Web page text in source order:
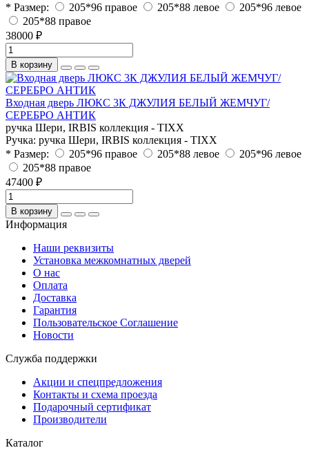
* Размер:
205*96 правое 205*88 левое
205*96 левое
205*88 правое
38000 ₽
В корзину
Входная дверь ЛЮКС 3К ДЖУЛИЯ БЕЛЫЙ ЖЕМЧУГ/
СЕРЕБРО АНТИК
ручка Шери, IRBIS коллекция - TIXX
Ручка: ручка Шери, IRBIS коллекция - TIXX
* Размер:
205*96 правое 205*88 левое
205*96 левое
205*88 правое
47400 ₽
В корзину
Информация
Наши реквизиты
Установка межкомнатных дверей
О нас
Оплата
Доставка
Гарантия
Пользовательское Соглашение
Новости
Служба поддержки
Акции и спецпредложения
Контакты и схема проезда
Подарочный сертификат
Производители
Каталог